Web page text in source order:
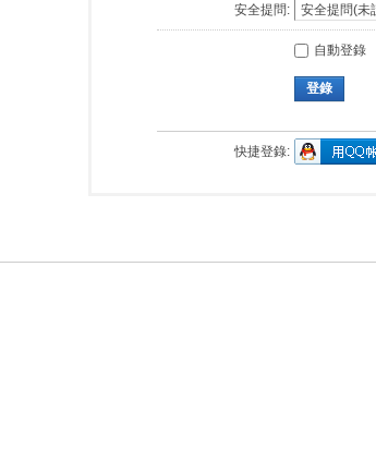
安全提問:
自動登錄
登錄
快捷登錄: